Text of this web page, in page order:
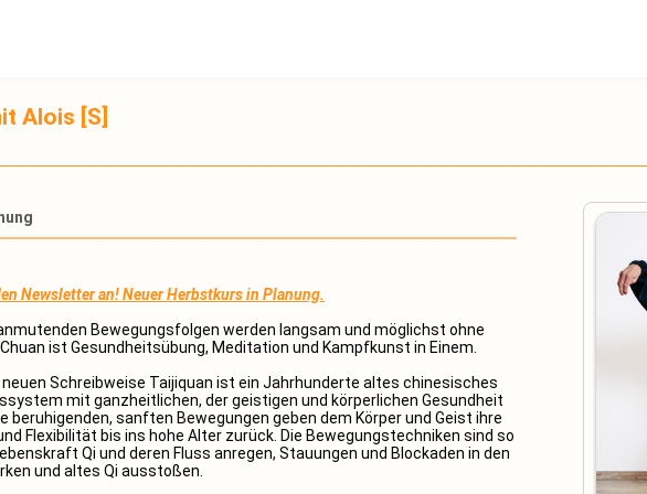
Alois [S]
Newsletter an! Neuer Herbstkurs in Planung.
Bewegungsfolgen werden langsam und möglichst ohne
ist Gesundheitsübung, Meditation und Kampfkunst in Einem.
neuen Schreibweise Taijiquan ist ein Jahrhunderte altes chinesisches
mit ganzheitlichen, der geistigen und körperlichen Gesundheit
beruhigenden, sanften Bewegungen geben dem Körper und Geist ihre
Flexibilität bis ins hohe Alter zurück. Die Bewegungstechniken sind so
Qi und deren Fluss anregen, Stauungen und Blockaden in den
und altes Qi ausstoßen.